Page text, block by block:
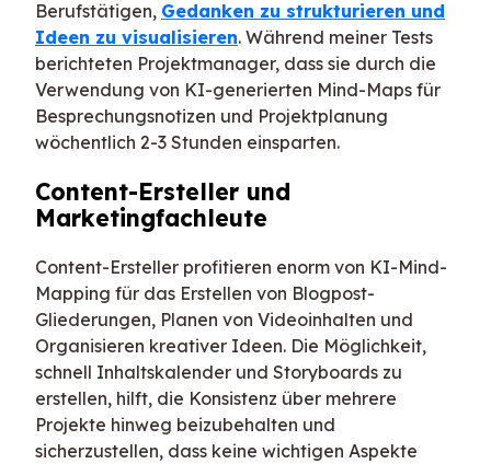
Berufstätigen, Gedanken zu strukturieren und
Ideen zu visualisieren. Während meiner Tests
berichteten Projektmanager, dass sie durch die
Verwendung von KI-generierten Mind-Maps für
Besprechungsnotizen und Projektplanung
wöchentlich 2-3 Stunden einsparten.
Content-Ersteller und
Marketingfachleute
Content-Ersteller profitieren enorm von KI-Mind-
Mapping für das Erstellen von Blogpost-
Gliederungen, Planen von Videoinhalten und
Organisieren kreativer Ideen. Die Möglichkeit,
schnell Inhaltskalender und Storyboards zu
erstellen, hilft, die Konsistenz über mehrere
Projekte hinweg beizubehalten und
sicherzustellen, dass keine wichtigen Aspekte